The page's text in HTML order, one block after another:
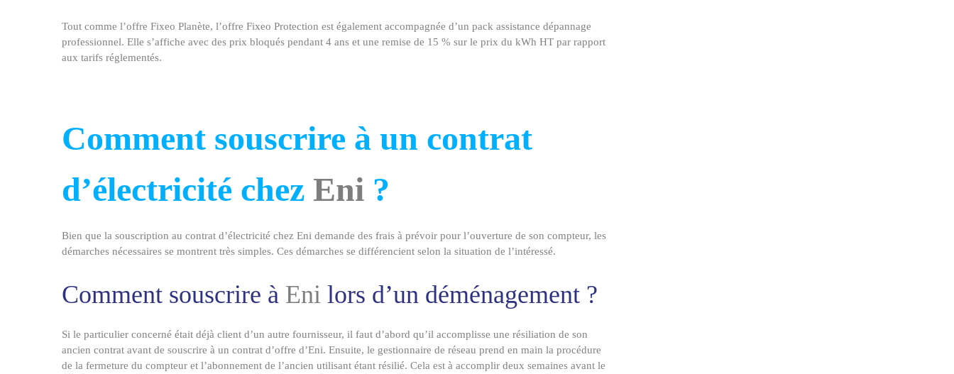
Tout comme l’offre Fixeo Planète, l’offre Fixeo Protection est également accompagnée d’un pack assistance dépannage
professionnel. Elle s’affiche avec des prix bloqués pendant 4 ans et une remise de 15 % sur le prix du kWh HT par rapport
aux tarifs réglementés.
Comment souscrire à un contrat
d’électricité chez Eni ?
Bien que la souscription au contrat d’électricité chez Eni demande des frais à prévoir pour l’ouverture de son compteur, les
démarches nécessaires se montrent très simples. Ces démarches se différencient selon la situation de l’intéressé.
Comment souscrire à Eni lors d’un déménagement ?
Si le particulier concerné était déjà client d’un autre fournisseur, il faut d’abord qu’il accomplisse une résiliation de son
ancien contrat avant de souscrire à un contrat d’offre d’Eni. Ensuite, le gestionnaire de réseau prend en main la procédure
de la fermeture du compteur et l’abonnement de l’ancien utilisant étant résilié. Cela est à accomplir deux semaines avant le